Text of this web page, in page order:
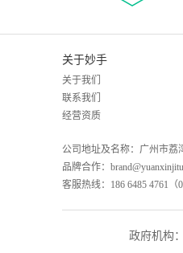
关于妙手
关于我们
联系我们
经营资质
公司地址及名称：广州市荔
品牌合作：
客服热线：186 6485 4761（
政府机构：